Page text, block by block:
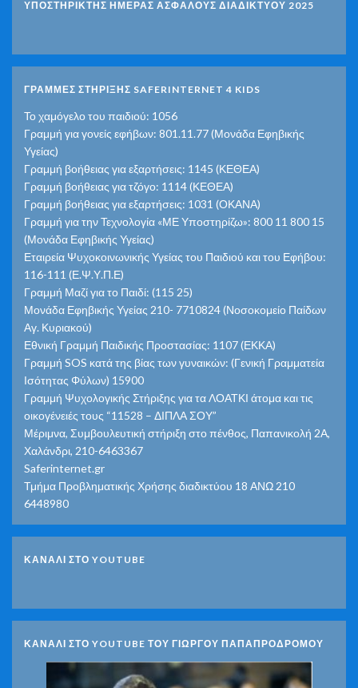
ΥΠΟΣΤΗΡΙΚΤΗΣ ΗΜΕΡΑΣ ΑΣΦΑΛΟΥΣ ΔΙΑΔΙΚΤΥΟΥ 2025
ΓΡΑΜΜΕΣ ΣΤΗΡΙΞΗΣ SAFERINTERNET 4 KIDS
Το χαμόγελο του παιδιού: 1056
Γραμμή για γονείς εφήβων: 801.11.77 (Μονάδα Εφηβικής
Υγείας)
Γραμμή βοήθειας για εξαρτήσεις: 1145 (ΚΕΘΕΑ)
Γραμμή βοήθειας για τζόγο: 1114 (ΚΕΘΕΑ)
Γραμμή βοήθειας για εξαρτήσεις: 1031 (ΟΚΑΝΑ)
Γραμμή για την Τεχνολογία «ΜΕ Υποστηρίζω»: 800 11 800 15
(Μονάδα Εφηβικής Υγείας)
Εταιρεία Ψυχοκοινωνικής Υγείας του Παιδιού και του Εφήβου:
116-111 (Ε.Ψ.Υ.Π.Ε)
Γραμμή Μαζί για το Παιδί: (115 25)
Μονάδα Εφηβικής Υγείας 210- 7710824 (Νοσοκομείο Παίδων
Αγ. Κυριακού)
Εθνική Γραμμή Παιδικής Προστασίας: 1107 (ΕΚΚΑ)
Γραμμή SOS κατά της βίας των γυναικών: (Γενική Γραμματεία
Ισότητας Φύλων) 15900
Γραμμή Ψυχολογικής Στήριξης για τα ΛΟΑΤΚΙ άτομα και τις
οικογένειές τους “11528 – ΔΙΠΛΑ ΣΟΥ”
Μέριμνα, Συμβουλευτική στήριξη στο πένθος, Παπανικολή 2Α,
Χαλάνδρι, 210-6463367
Saferinternet.gr
Τμήμα Προβληματικής Χρήσης διαδικτύου 18 ΑΝΩ 210
6448980
ΚΑΝΑΛΙ ΣΤΟ YOUTUBE
ΚΑΝΑΛΙ ΣΤΟ YOUTUBE ΤΟΥ ΓΙΩΡΓΟΥ ΠΑΠΑΠΡΟΔΡΟΜΟΥ